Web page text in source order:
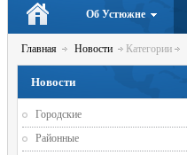
Об Устюжне
Главная Новости Категории
Новости
Городские
Районные